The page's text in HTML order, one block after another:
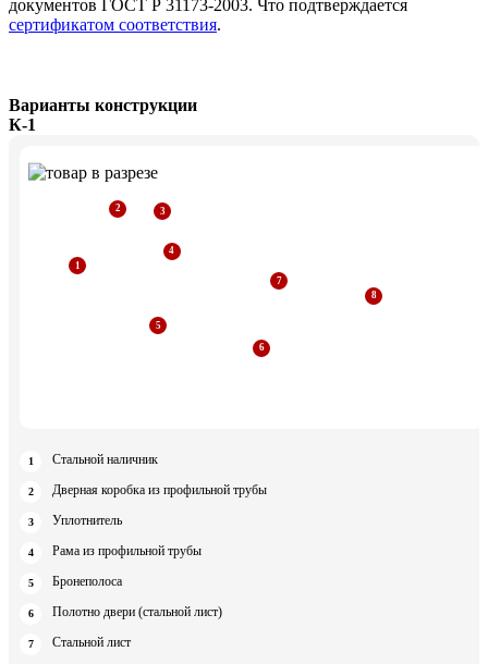
документов ГОСТ Р 31173-2003. Что подтверждается
сертификатом соответствия.
Варианты конструкции
К-1
Стальной наличник
Дверная коробка из профильной трубы
Уплотнитель
Рама из профильной трубы
Бронеполоса
Полотно двери (стальной лист)
Стальной лист